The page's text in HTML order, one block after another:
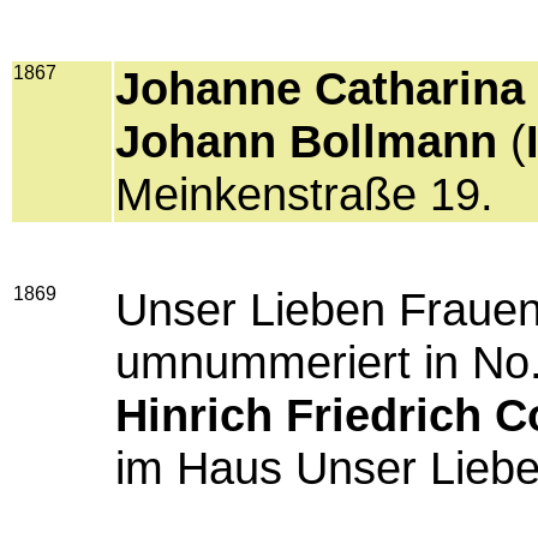
1867
Johanne
Johann Bollmann (
Meinkenstraße 19.
1869
Unser Lieben
umnummeriert in
Hinrich Friedrich
im Haus Unser